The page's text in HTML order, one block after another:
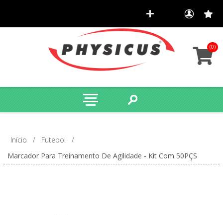
(0)
Início / Futebol
/
Marcador Para Treinamento De Agilidade - Kit Com 50PÇS